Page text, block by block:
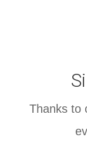
Thanks to